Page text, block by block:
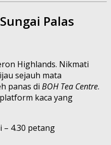
Palas
Highlands. Nikmati
sejauh mata
panas di BOH Tea Centre.
kaca yang
– 4.30 petang